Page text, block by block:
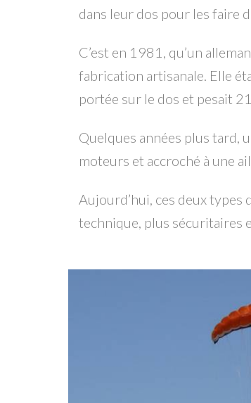
dans leur dos pour les faire
C’est en 1981, qu’un
fabrication artisanale. Elle
portée sur le dos et pesait
Quelques années plus tard,
moteurs et accroché à une
Aujourd’hui, ces deux
technique, plus sécuritaires